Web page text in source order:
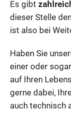
Es gibt
dieser Stelle
ist also bei
Haben Sie
einer oder
auf Ihren
gerne dabei,
auch technisch